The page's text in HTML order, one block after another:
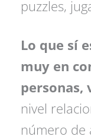
puzzles,
Lo que sí
muy en
personas,
nivel
número de